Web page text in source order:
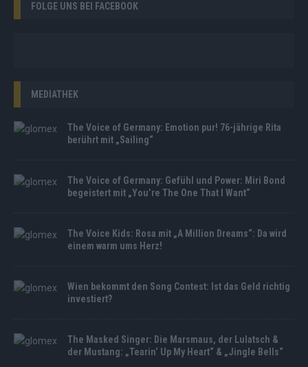
FOLGE UNS BEI FACEBOOK
MEDIATHEK
The Voice of Germany: Emotion pur! 76-jährige Rita
berührt mit „Sailing“
The Voice of Germany: Gefühl und Power: Miri Bond
begeistert mit „You’re The One That I Want“
The Voice Kids: Rosa mit „A Million Dreams“: Da wird
einem warm ums Herz!
Wien bekommt den Song Contest: Ist das Geld richtig
investiert?
The Masked Singer: Die Marsmaus, der Lulatsch &
der Mustang: „Tearin‘ Up My Heart“ & „Jingle Bells“